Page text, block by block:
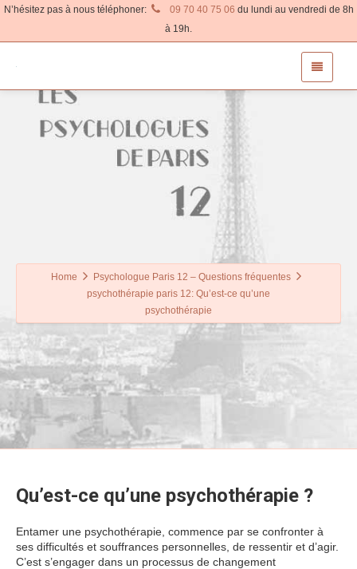
N’hésitez pas à nous téléphoner: 09 70 40 75 06 du lundi au vendredi de 8h
à 19h.
Home
Psychologue Paris 12 – Questions fréquentes
psychothérapie paris 12: Qu’est-ce qu’une
psychothérapie
Qu’est-ce qu’une psychothérapie ?
Entamer une psychothérapie, commence par se confronter à
ses difficultés et souffrances personnelles, de ressentir et d’agir.
C’est s’engager dans un processus de changement